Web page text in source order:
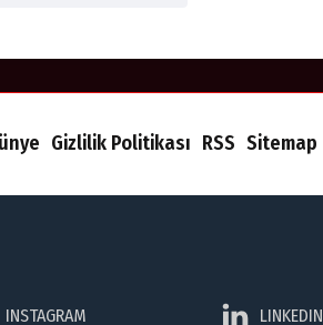
Gizlilik Politikası RSS Sitemap
INSTAGRAM LINKEDIN